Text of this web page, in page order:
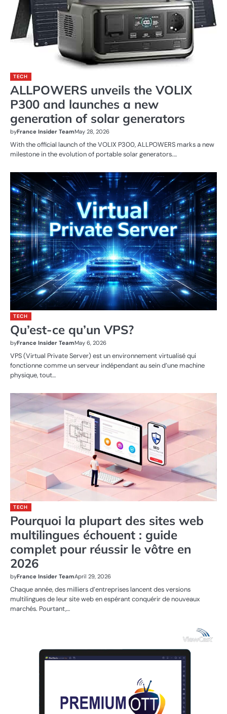
TECH
ALLPOWERS unveils the VOLIX
P300 and launches a new
generation of solar generators
byFrance Insider TeamMay 28, 2026
With the official launch of the VOLIX P300, ALLPOWERS marks a new
milestone in the evolution of portable solar generators.…
TECH
Qu’est-ce qu’un VPS?
byFrance Insider TeamMay 6, 2026
VPS (Virtual Private Server) est un environnement virtualisé qui
fonctionne comme un serveur indépendant au sein d’une machine
physique, tout…
TECH
Pourquoi la plupart des sites web
multilingues échouent : guide
complet pour réussir le vôtre en
2026
byFrance Insider TeamApril 29, 2026
Chaque année, des milliers d’entreprises lancent des versions
multilingues de leur site web en espérant conquérir de nouveaux
marchés. Pourtant,…